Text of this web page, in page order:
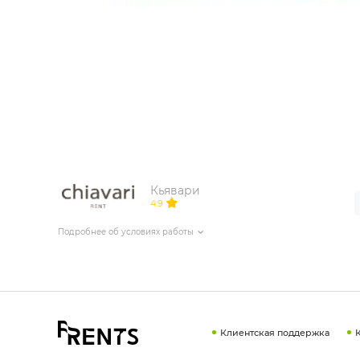
Кьявари
4.9
Подробнее об условиях работы
Клиентская поддержка